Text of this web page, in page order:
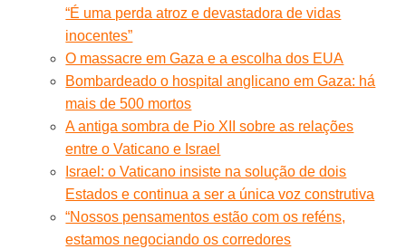
“É uma perda atroz e devastadora de vidas
inocentes”
O massacre em Gaza e a escolha dos EUA
Bombardeado o hospital anglicano em Gaza: há
mais de 500 mortos
A antiga sombra de Pio XII sobre as relações
entre o Vaticano e Israel
Israel: o Vaticano insiste na solução de dois
Estados e continua a ser a única voz construtiva
“Nossos pensamentos estão com os reféns,
estamos negociando os corredores